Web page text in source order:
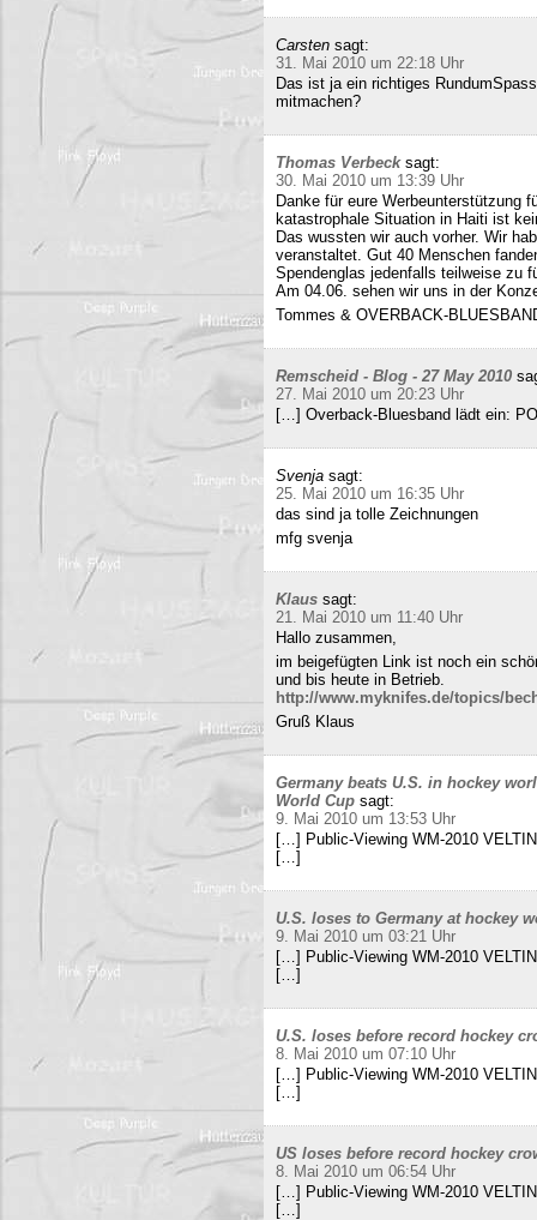
Carsten sagt:
31. Mai 2010 um 22:18 Uhr
Das ist ja ein richtiges
mitmachen?
Thomas Verbeck sagt:
30. Mai 2010 um 13:39 Uhr
Danke für eure Werbeunterstützung
katastrophale Situation in Haiti ist
Das wussten wir auch vorher. Wir
veranstaltet. Gut 40 Menschen
Spendenglas jedenfalls teilweise zu
Am 04.06. sehen wir uns in der
Tommes & OVERBACK-
Remscheid - Blog - 27 May 2010
27. Mai 2010 um 20:23 Uhr
[…] Overback-Bluesband lädt ein:
Svenja sagt:
25. Mai 2010 um 16:35 Uhr
das sind ja tolle Zeichnungen
mfg svenja
Klaus sagt:
21. Mai 2010 um 11:40 Uhr
Hallo zusammen,
im beigefügten Link ist noch ein
und bis heute in Betrieb.
http://www.myknifes.de/topics/
Gruß Klaus
Germany beats U.S. in hockey
World Cup sagt:
9. Mai 2010 um 13:53 Uhr
[…] Public-Viewing WM-2010
[…]
U.S. loses to Germany at hockey
9. Mai 2010 um 03:21 Uhr
[…] Public-Viewing WM-2010
[…]
U.S. loses before record hockey
8. Mai 2010 um 07:10 Uhr
[…] Public-Viewing WM-2010
[…]
US loses before record hockey
8. Mai 2010 um 06:54 Uhr
[…] Public-Viewing WM-2010
[…]